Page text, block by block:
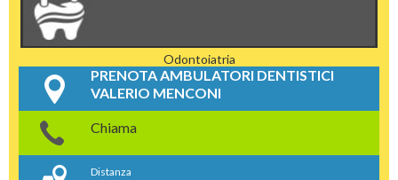
Odontoiatria
PRENOTA AMBULATORI DENTISTICI
VALERIO MENCONI
Chiama
Distanza